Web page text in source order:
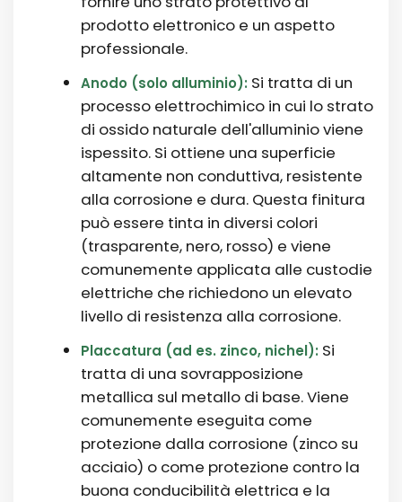
prodotto elettronico e un aspetto
professionale.
Anodo (solo alluminio): Si tratta di un
processo elettrochimico in cui lo strato
di ossido naturale dell'alluminio viene
ispessito. Si ottiene una superficie
altamente non conduttiva, resistente
alla corrosione e dura. Questa finitura
può essere tinta in diversi colori
(trasparente, nero, rosso) e viene
comunemente applicata alle custodie
elettriche che richiedono un elevato
livello di resistenza alla corrosione.
Placcatura (ad es. zinco, nichel): Si
tratta di una sovrapposizione
metallica sul metallo di base. Viene
comunemente eseguita come
protezione dalla corrosione (zinco su
acciaio) o come protezione contro la
buona conducibilità elettrica e la